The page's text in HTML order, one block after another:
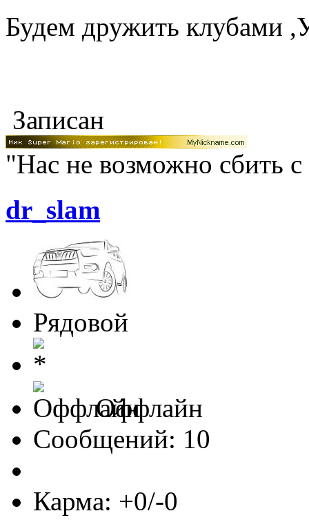
Будем дружить клубами
Записан
"Нас не возможно сбить
dr_slam
Рядовой
Оффлайн
Сообщений: 10
Карма: +0/-0